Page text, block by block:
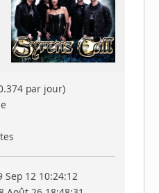
par jour)
Sep 12 10:24:12